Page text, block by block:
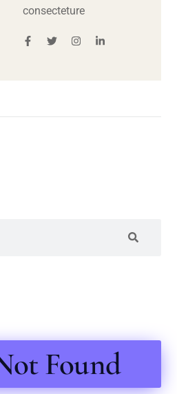
consecteture
Found